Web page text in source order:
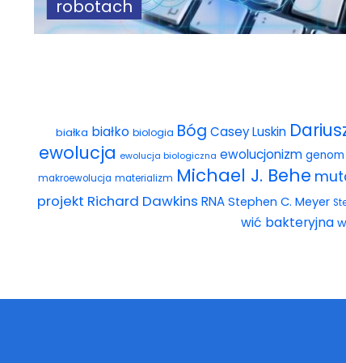
robotach
białka białko biologia Bóg Casey Luskin
ewolucja ewolucja biologiczna ewolucjonizm genom
makroewolucja materializm Michael J. Behe
projekt Richard Dawkins RNA Stephen C. Meyer
wić bakteryjna